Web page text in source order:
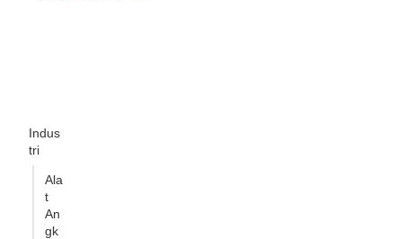
Indus
tri
Ala
t
An
gk